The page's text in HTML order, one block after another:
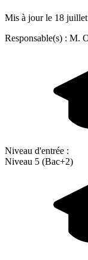
Mis à jour le 18
Responsable(s) :
Niveau d'entrée :
Niveau 5 (Bac+2)